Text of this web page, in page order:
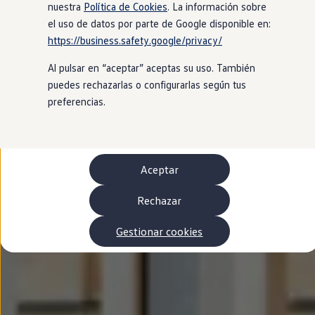
Autonomía
Clientes y posventa
Club Volkswagen
Ofertas posventa
Beneficios Volkswagen
Asistencia en carretera
Servicios de movilidad
Garantía del fabricante
Buscar servicios para tu modelo
Volkswagen Apps, inicio de sesión y tienda
Conectar el móvil con el vehículo
Actualizaciones del software, los mapas y las
Mantenimiento y reparaciones
Revisiones e ITV
Aceite y líquidos del motor
Baterías
Faros y lunas
Carrocería y pintura
nuestra Política de Cookies. La información sobre
el uso de datos por parte de Google disponible en:
https://business.safety.google/privacy/
Al pulsar en “aceptar” aceptas su uso. También
puedes rechazarlas o configurarlas según tus
preferencias.
Aceptar
Rechazar
Gestionar cookies